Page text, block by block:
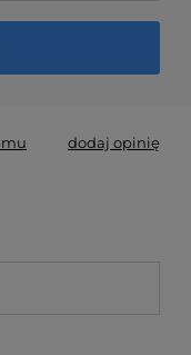
dodaj opinię